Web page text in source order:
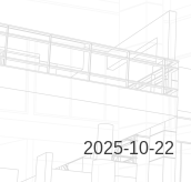
2025-10-22